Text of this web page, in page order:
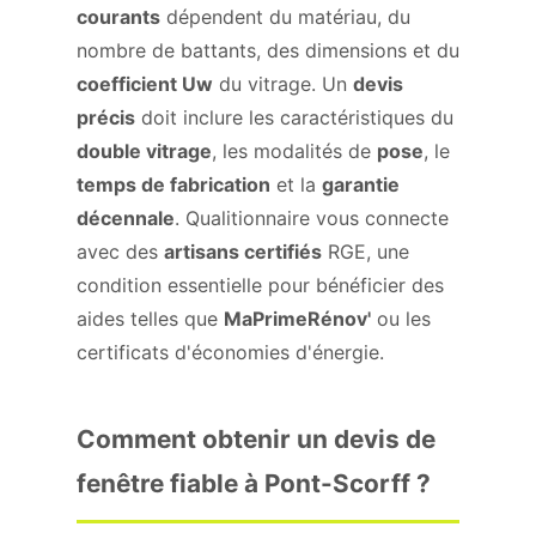
courants dépendent du matériau, du
nombre de battants, des dimensions et du
coefficient Uw du vitrage. Un devis
précis doit inclure les caractéristiques du
double vitrage, les modalités de pose, le
temps de fabrication et la garantie
décennale. Qualitionnaire vous connecte
avec des artisans certifiés RGE, une
condition essentielle pour bénéficier des
aides telles que MaPrimeRénov' ou les
certificats d'économies d'énergie.
Comment obtenir un devis de
fenêtre fiable à Pont-Scorff ?